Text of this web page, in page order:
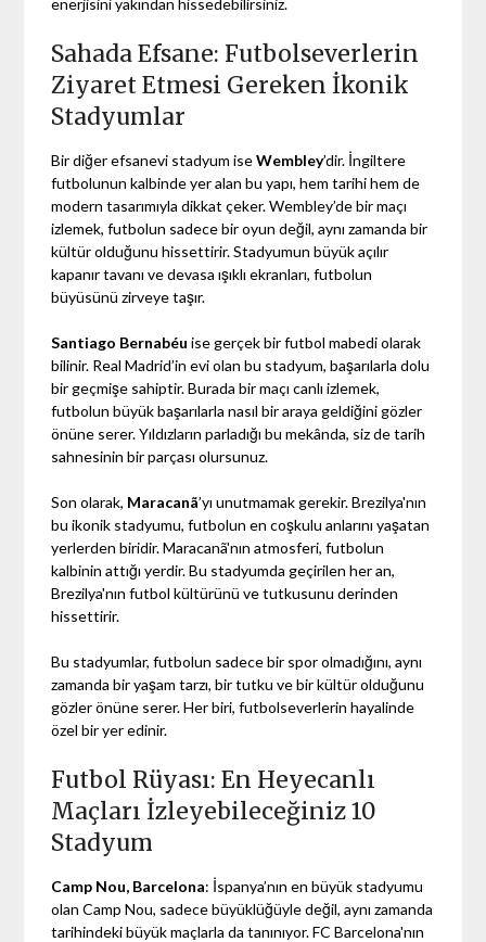
Sahada Efsane: Futbolseverlerin
Ziyaret Etmesi Gereken İkonik
Stadyumlar
Bir diğer efsanevi stadyum iseWembley’dir. İngiltere
futbolunun kalbinde yer alan bu yapı, hem tarihi hem de
modern tasarımıyla dikkat çeker. Wembley’de bir maçı
izlemek, futbolun sadece bir oyun değil, aynı zamanda bir
kültür olduğunu hissettirir. Stadyumun büyük açılır
kapanır tavanı ve devasa ışıklı ekranları, futbolun
büyüsünü zirveye taşır.
Santiago Bernabéu ise gerçek bir futbol mabedi olarak
bilinir. Real Madrid’in evi olan bu stadyum, başarılarla dolu
bir geçmişe sahiptir. Burada bir maçı canlı izlemek,
futbolun büyük başarılarla nasıl bir araya geldiğini gözler
önüne serer. Yıldızların parladığı bu mekânda, siz de tarih
sahnesinin bir parçası olursunuz.
Son olarak, Maracanã’yı unutmamak gerekir. Brezilya'nın
bu ikonik stadyumu, futbolun en coşkulu anlarını yaşatan
yerlerden biridir. Maracanã'nın atmosferi, futbolun
kalbinin attığı yerdir. Bu stadyumda geçirilen her an,
Brezilya'nın futbol kültürünü ve tutkusunu derinden
hissettirir.
Bu stadyumlar, futbolun sadece bir spor olmadığını, aynı
zamanda bir yaşam tarzı, bir tutku ve bir kültür olduğunu
gözler önüne serer. Her biri, futbolseverlerin hayalinde
özel bir yer edinir.
Futbol Rüyası: En Heyecanlı
Maçları İzleyebileceğiniz 10
Stadyum
Camp Nou, Barcelona: İspanya’nın en büyük stadyumu
olan Camp Nou, sadece büyüklüğüyle değil, aynı zamanda
tarihindeki büyük maçlarla da tanınıyor. FC Barcelona'nın